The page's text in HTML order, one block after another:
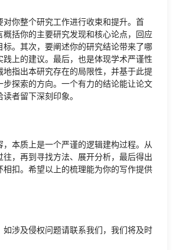
对你整个研究工作进行收束和提升。首
概括你的主要研究发现和核心论点，回应
标。其次，要阐述你的研究结论带来了哪
践上的建议。最后，也是体现学术严谨性
地指出本研究存在的局限性，并基于此提
步探索的方向。一个有力的结论能让论文
者留下深刻印象。
，本质上是一个严谨的逻辑建构过程。从
往，再到寻找方法、展开分析，最后得出
相扣。希望以上的梳理能为你的写作提供
如涉及侵权问题请联系我们，我们将及时